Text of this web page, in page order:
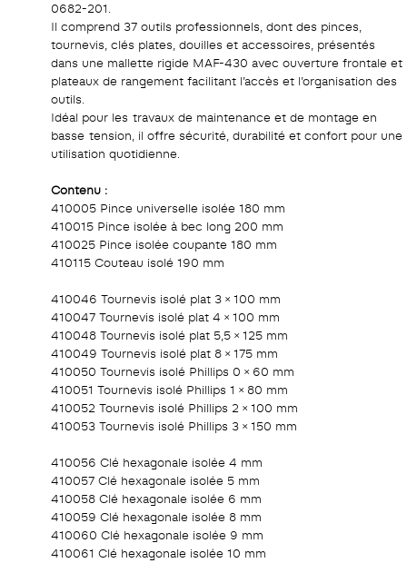
0682-201.
Il comprend 37 outils professionnels, dont des pinces,
tournevis, clés plates, douilles et accessoires, présentés
dans une mallette rigide MAF-430 avec ouverture frontale et
plateaux de rangement facilitant l’accès et l’organisation des
outils.
Idéal pour les travaux de maintenance et de montage en
basse tension, il offre sécurité, durabilité et confort pour une
utilisation quotidienne.
Contenu :
410005 Pince universelle isolée 180 mm
410015 Pince isolée à bec long 200 mm
410025 Pince isolée coupante 180 mm
410115 Couteau isolé 190 mm
410046 Tournevis isolé plat 3 × 100 mm
410047 Tournevis isolé plat 4 × 100 mm
410048 Tournevis isolé plat 5,5 × 125 mm
410049 Tournevis isolé plat 8 × 175 mm
410050 Tournevis isolé Phillips 0 × 60 mm
410051 Tournevis isolé Phillips 1 × 80 mm
410052 Tournevis isolé Phillips 2 × 100 mm
410053 Tournevis isolé Phillips 3 × 150 mm
410056 Clé hexagonale isolée 4 mm
410057 Clé hexagonale isolée 5 mm
410058 Clé hexagonale isolée 6 mm
410059 Clé hexagonale isolée 8 mm
410060 Clé hexagonale isolée 9 mm
410061 Clé hexagonale isolée 10 mm